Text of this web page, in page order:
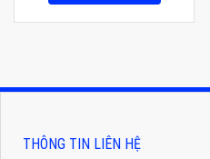
THÔNG TIN LIÊN HỆ